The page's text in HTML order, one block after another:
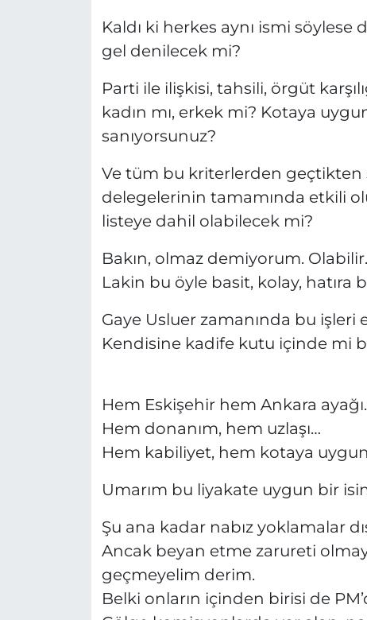
Kaldı ki herkes aynı ismi
gel denilecek mi?
Parti ile ilişkisi, tahsili, örgüt
kadın mı, erkek mi? Kotaya
sanıyorsunuz?
Ve tüm bu kriterlerden geçtikten
delegelerinin tamamında etkili
listeye dahil olabilecek mi?
Bakın, olmaz demiyorum. Olabilir.
Lakin bu öyle basit, kolay, hatıra
Gaye Usluer zamanında bu işleri
Kendisine kadife kutu içinde mi
Hem Eskişehir hem Ankara
Hem donanım, hem uzlaşı…
Hem kabiliyet, hem kotaya
Umarım bu liyakate uygun bir
Şu ana kadar nabız yoklamalar
Ancak beyan etme zarureti
geçmeyelim derim.
Belki onların içinden birisi de